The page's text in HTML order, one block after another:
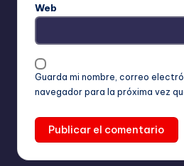
Web
Guarda mi nombre, correo
navegador para la próxima vez